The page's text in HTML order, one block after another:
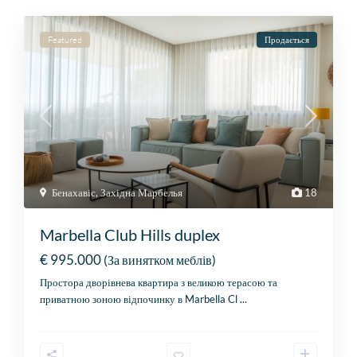
18
Бенахавіс,Західна Марбелья
Featured Продається
Marbella Club Hills duplex
€ 995.000 (За винятком меблів)
Простора дворівнева квартира з великою терасою та
приватною зоною відпочинку в Marbella Cl...